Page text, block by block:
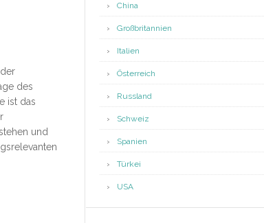
des
ist das
und
China
Großbritannien
Italien
Österreich
Russland
Schweiz
Spanien
Türkei
USA